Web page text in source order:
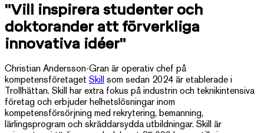
"Vill inspirera studenter och
doktorander att förverkliga
innovativa idéer"
Christian Andersson-Gran är operativ chef på
kompetensföretaget Skill
som sedan 2024 är etablerade i
Trollhättan. Skill har extra fokus på industrin och teknikintensiva
företag och erbjuder helhetslösningar inom
kompetensförsörjning med rekrytering, bemanning,
lärlingsprogram och skräddarsydda utbildningar. Skill är